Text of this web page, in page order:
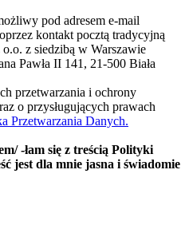
pod adresem e-mail
kontakt pocztą tradycyjną
z siedzibą w Warszawie
Pawła II 141, 21-500 Biała
przetwarzania i ochrony
o przysługujących prawach
Przetwarzania Danych.
-łam się z treścią Polityki
jest dla mnie jasna i świadomie